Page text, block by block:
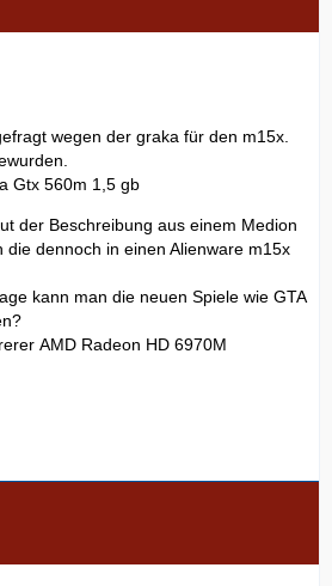
wegen der graka für den m15x.
Gtx 560m 1,5 gb
der Beschreibung aus einem Medion
die dennoch in einen Alienware m15x
kann man die neuen Spiele wie GTA
AMD Radeon HD 6970M